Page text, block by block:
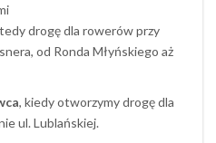
drogę dla rowerów przy
od Ronda Młyńskiego aż
, kiedy otworzymy drogę dla
ul. Lublańskiej.